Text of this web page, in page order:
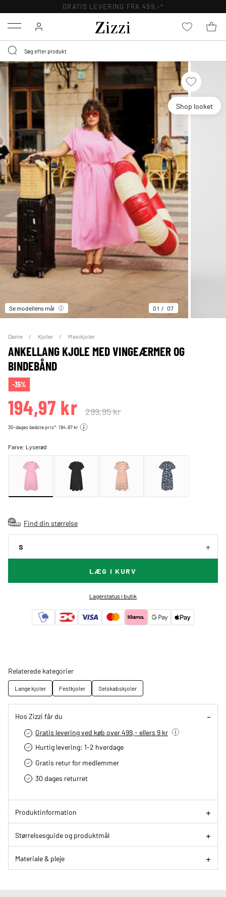
GRATIS LEVERING FRA 499,-*
Menu
Shop looket
Se modellens mål 01 07
Dame Kjoler Maxikjoler
ANKELLANG KJOLE MED VINGEÆRMER OG
BINDEBÅND
-35%
194,97 kr 299,95 kr
30-dages bedste pris*: 194,97 kr
Farve: Lyserød
Find din størrelse
S
LÆG I KURV
Lagerstatus i butik
Relaterede kategorier
Lange kjoler Festkjoler Selskabskjoler
Hos Zizzi får du
Gratis levering ved køb over 499,- ellers 9 kr
Hurtig levering­: 1-2 hverdage
Gratis retur for medlemmer
30 dages returret
Produktinformation
Størrelsesguide og produktmål
Materiale & pleje